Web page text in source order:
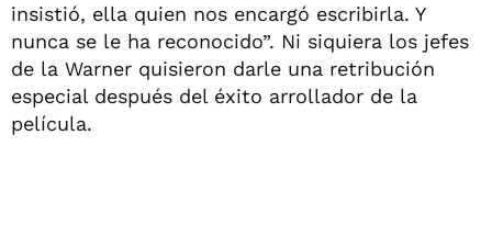
insistió, ella quien nos encargó escribirla. Y
nunca se le ha reconocido”. Ni siquiera los jefes
de la Warner quisieron darle una retribución
especial después del éxito arrollador de la
película.